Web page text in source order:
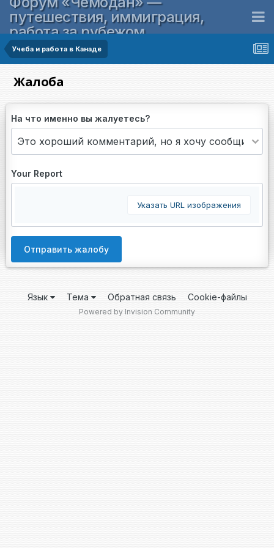
путешествия, иммиграция,
работа за рубежом
Учеба и работа в Канаде
Жалоба
На что именно вы жалуетесь?
Your Report
Указать URL изображения
Отправить жалобу
Язык Тема Обратная связь Cookie-файлы
Powered by Invision Community